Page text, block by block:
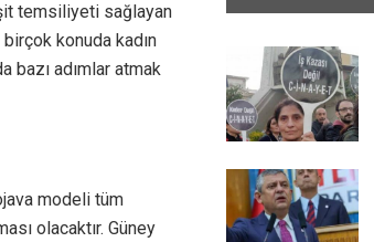
temsiliyeti sağlayan
konuda kadın
bazı adımlar atmak
modeli tüm
olacaktır. Güney